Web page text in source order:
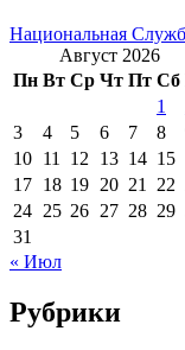
Национальная
Август 2026
Пн Вт Ср Чт Пт Сб
1
3
4 5 6 7 8
10 11 12 13 14 15
17 18 19 20 21 22
24 25 26 27 28 29
31
« Июл
Рубрики